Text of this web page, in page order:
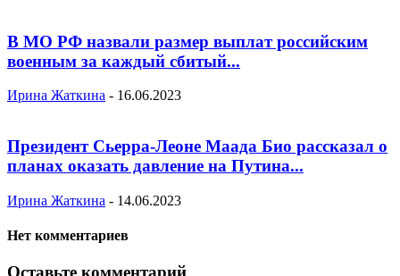
В МО РФ назвали размер выплат российским
военным за каждый сбитый...
Ирина Жаткина - 16.06.2023
Президент Сьерра-Леоне Маада Био рассказал о
планах оказать давление на Путина...
Ирина Жаткина - 14.06.2023
Нет комментариев